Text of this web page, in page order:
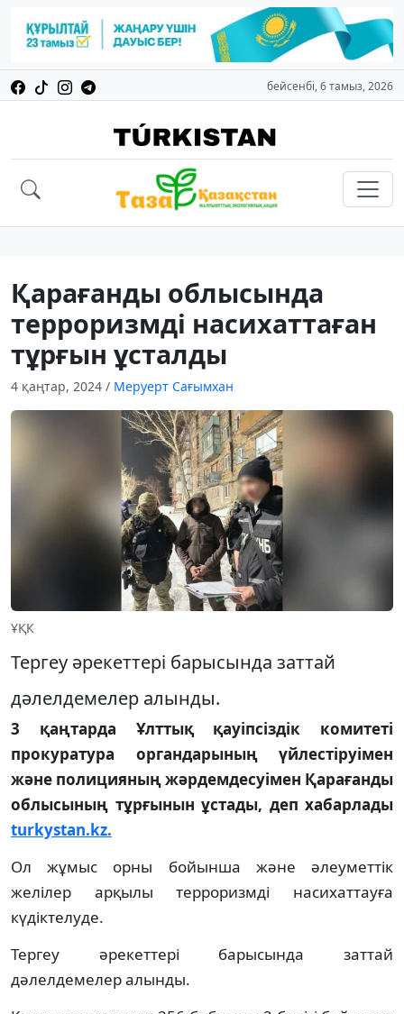
бейсенбі, 6 тамыз, 2026
Қарағанды облысында
терроризмді насихаттаған
тұрғын ұсталды
4 қаңтар, 2024 / Меруерт Сағымхан
ҰҚК
Тергеу әрекеттері барысында заттай
дәлелдемелер алынды.
3 қаңтарда Ұлттық қауіпсіздік комитеті
прокуратура органдарының үйлестіруімен
және полицияның жәрдемдесуімен Қарағанды
облысының тұрғынын ұстады, деп хабарлады
turkystan.kz.
Ол жұмыс орны бойынша және әлеуметтік
желілер арқылы терроризмді насихаттауға
күдіктелуде.
Тергеу әрекеттері барысында заттай
дәлелдемелер алынды.